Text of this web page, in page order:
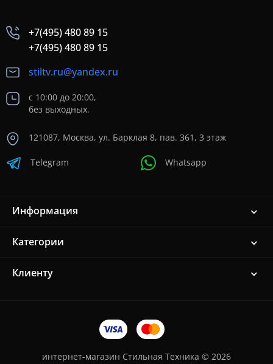
+7(495) 480 89 15
+7(495) 480 89 15
stiltv.ru@yandex.ru
с 10:00 до 20:00,
без выходных.
121087, Москва, ул. Барклая 8, пав. 361, 3 этаж
Telegram Whatsapp
Информация
Категории
Клиенту
интернет-магазин Стильная Техника © 2026